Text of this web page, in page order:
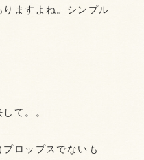
ますよね。シンプル
て。。
ロップスでないも